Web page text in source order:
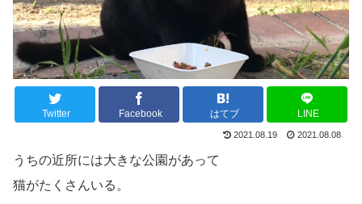
Twitter Facebook はてブ LINE
2021.08.19 2021.08.08
うちの近所には大きな公園があって
猫がたくさんいる。